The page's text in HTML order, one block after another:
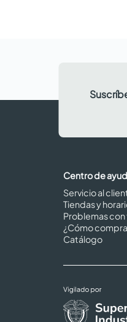
Centro de
Servicio al
Tiendas y
Problemas
¿Cómo
Catálogo